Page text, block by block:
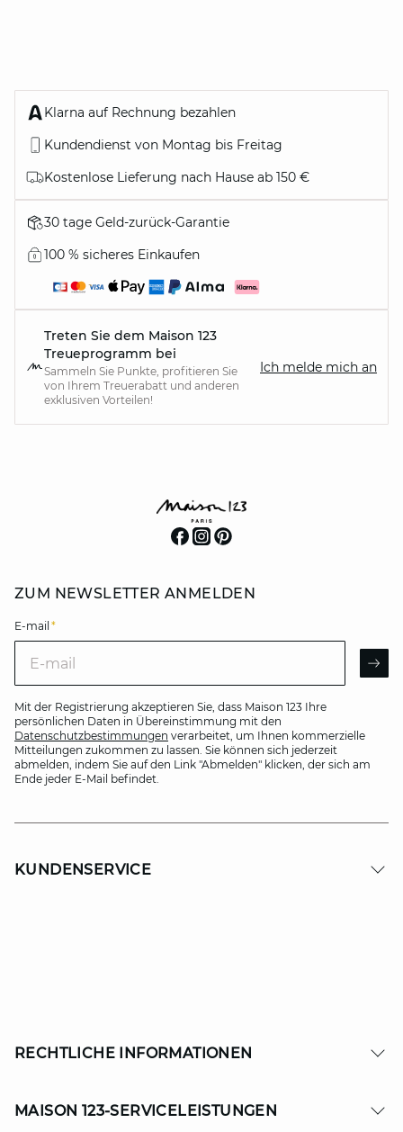
Klarna auf Rechnung bezahlen
Kundendienst von Montag bis Freitag
Kostenlose Lieferung nach Hause ab 150 €
30 tage Geld-zurück-Garantie
100 % sicheres Einkaufen
Treten Sie dem Maison 123
Treueprogramm bei
Sammeln Sie Punkte, profitieren Sie
von Ihrem Treuerabatt und anderen
exklusiven Vorteilen!
Ich melde mich an
ZUM NEWSLETTER ANMELDEN
E-mail *
Mit der Registrierung akzeptieren Sie, dass Maison 123 Ihre
persönlichen Daten in Übereinstimmung mit den
Datenschutzbestimmungen verarbeitet, um Ihnen kommerzielle
Mitteilungen zukommen zu lassen. Sie können sich jederzeit
abmelden, indem Sie auf den Link "Abmelden" klicken, der sich am
Ende jeder E-Mail befindet.
KUNDENSERVICE
RECHTLICHE INFORMATIONEN
MAISON 123-SERVICELEISTUNGEN